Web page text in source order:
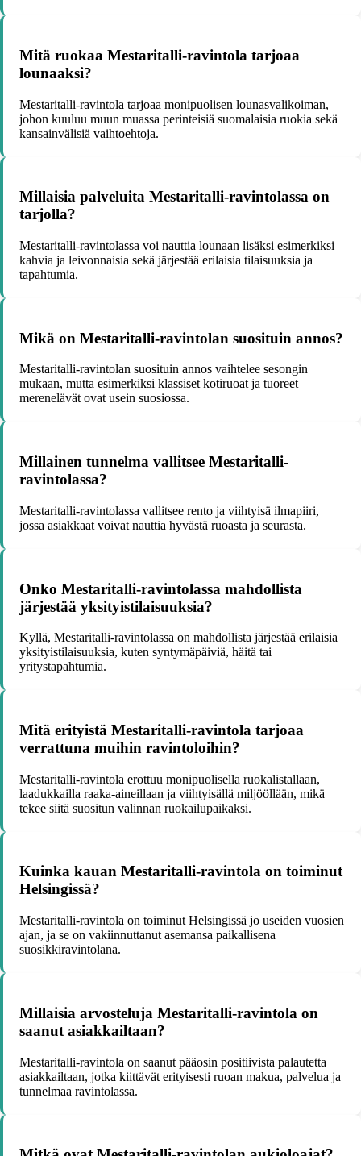
Mitä ruokaa Mestaritalli-ravintola tarjoaa
lounaaksi?
Mestaritalli-ravintola tarjoaa monipuolisen lounasvalikoiman,
johon kuuluu muun muassa perinteisiä suomalaisia ruokia sekä
kansainvälisiä vaihtoehtoja.
Millaisia palveluita Mestaritalli-ravintolassa on
tarjolla?
Mestaritalli-ravintolassa voi nauttia lounaan lisäksi esimerkiksi
kahvia ja leivonnaisia sekä järjestää erilaisia tilaisuuksia ja
tapahtumia.
Mikä on Mestaritalli-ravintolan suosituin annos?
Mestaritalli-ravintolan suosituin annos vaihtelee sesongin
mukaan, mutta esimerkiksi klassiset kotiruoat ja tuoreet
merenelävät ovat usein suosiossa.
Millainen tunnelma vallitsee Mestaritalli-
ravintolassa?
Mestaritalli-ravintolassa vallitsee rento ja viihtyisä ilmapiiri,
jossa asiakkaat voivat nauttia hyvästä ruoasta ja seurasta.
Onko Mestaritalli-ravintolassa mahdollista
järjestää yksityistilaisuuksia?
Kyllä, Mestaritalli-ravintolassa on mahdollista järjestää erilaisia
yksityistilaisuuksia, kuten syntymäpäiviä, häitä tai
yritystapahtumia.
Mitä erityistä Mestaritalli-ravintola tarjoaa
verrattuna muihin ravintoloihin?
Mestaritalli-ravintola erottuu monipuolisella ruokalistallaan,
laadukkailla raaka-aineillaan ja viihtyisällä miljööllään, mikä
tekee siitä suositun valinnan ruokailupaikaksi.
Kuinka kauan Mestaritalli-ravintola on toiminut
Helsingissä?
Mestaritalli-ravintola on toiminut Helsingissä jo useiden vuosien
ajan, ja se on vakiinnuttanut asemansa paikallisena
suosikkiravintolana.
Millaisia arvosteluja Mestaritalli-ravintola on
saanut asiakkailtaan?
Mestaritalli-ravintola on saanut pääosin positiivista palautetta
asiakkailtaan, jotka kiittävät erityisesti ruoan makua, palvelua ja
tunnelmaa ravintolassa.